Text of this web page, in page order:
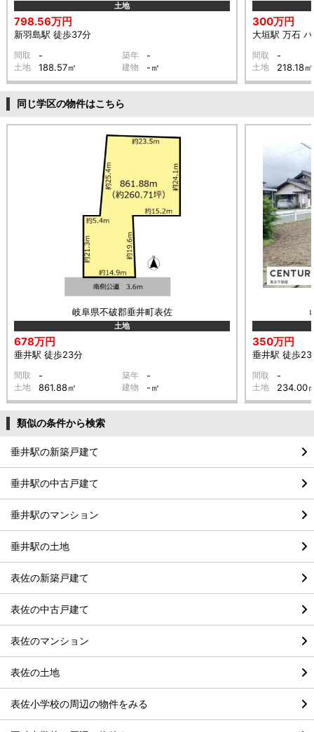
土地
798.56万円
新羽島駅 徒歩37分
間取 - 築年 -
土地 188.57㎡ 建物 -㎡
300万円
大垣駅 万石
間取 -
土地 218.18㎡
同じ学区の物件はこちら
岐阜県不破郡垂井町表佐
土地
678万円
垂井駅 徒歩23分
間取 - 築年 -
土地 861.88㎡ 建物 -㎡
350万円
垂井駅 徒歩23
間取 -
土地 234.00
類似の条件から検索
垂井駅の新築戸建て
垂井駅の中古戸建て
垂井駅のマンション
垂井駅の土地
表佐の新築戸建て
表佐の中古戸建て
表佐のマンション
表佐の土地
表佐小学校の周辺の物件をみる